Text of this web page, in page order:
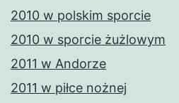
2010 w polskim sporcie
2010 w sporcie żużlowym
2011 w Andorze
2011 w piłce nożnej